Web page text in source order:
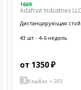
1669
Adafruit Industries LLC
Дистанцирующая
латунь; никель
43 шт - 4-6 недель
от 1350 ₽
Кэшбэк + 203